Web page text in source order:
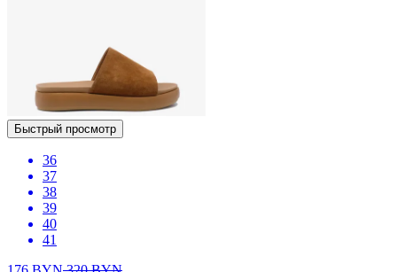
Быстрый просмотр
36
37
38
39
40
41